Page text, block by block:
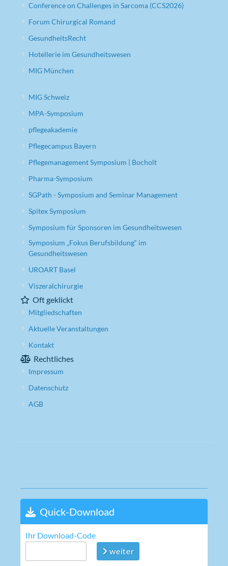
Conference on Challenges in Sarcoma (CCS2026)
Forum Chirurgical Romand
GesundheitsRecht
Hotellerie im Gesundheitswesen
MIG München
MIG Schweiz
MPA-Symposium
pflegeakademie
Pflegecampus Bayern
Pflegemanagement Symposium | Bocholt
Pharma-Symposium
SGPath - Symposium and Seminar Management
Spitex Symposium
Symposium für Sponsoren im Gesundheitswesen
Symposium „Fokus Berufsbildung“ im
Gesundheitswesen
UROART Basel
Viszeralchirurgie
Oft geklickt
Mitgliedschaften
Aktuelle Veranstaltungen
Kontakt
Rechtliches
Impressum
Datenschutz
AGB
Quick-Download
Ihr Download-Code
weiter